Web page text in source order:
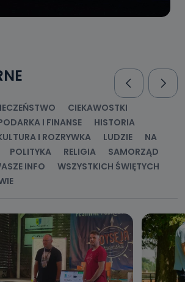
CIEKAWOSTKI
I FINANSE
HISTORIA
I ROZRYWKA LUDZIE
NA
POLITYKA RELIGIA
SAMORZĄD
INFO
WSZYSTKICH ŚWIĘTYCH